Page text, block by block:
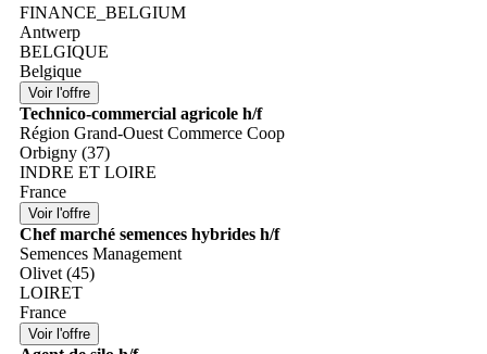
FINANCE_BELGIUM
Antwerp
BELGIQUE
Belgique
Technico-commercial agricole h/f
Région Grand-Ouest Commerce Coop
Orbigny (37)
INDRE ET LOIRE
France
Chef marché semences hybrides h/f
Semences Management
Olivet (45)
LOIRET
France